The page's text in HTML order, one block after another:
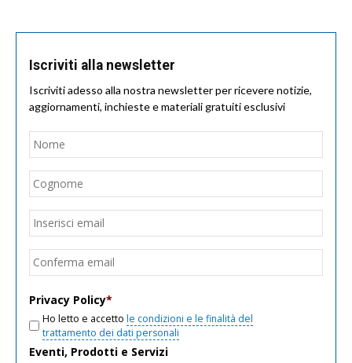
Iscriviti alla newsletter
Iscriviti adesso alla nostra newsletter per ricevere notizie,
aggiornamenti, inchieste e materiali gratuiti esclusivi
Nome
Email
Privacy Policy*
Ho letto e accetto le condizioni e le finalità del
trattamento dei dati personali
Eventi, Prodotti e Servizi